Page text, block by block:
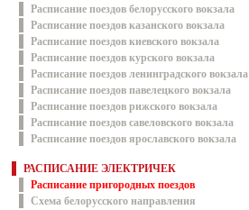
Расписание поездов белорусского вокзала
Расписание поездов казанского вокзала
Расписание поездов киевского вокзала
Расписание поездов курского вокзала
Расписание поездов ленинградского вокзала
Расписание поездов павелецкого вокзала
Расписание поездов рижского вокзала
Расписание поездов савеловского вокзала
Расписание поездов ярославского вокзала
РАСПИСАНИЕ ЭЛЕКТРИЧЕК
Расписание пригородных поездов
Схема белорусского направления